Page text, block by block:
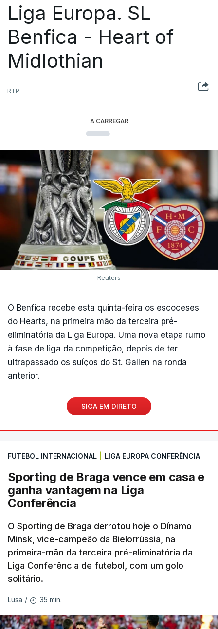
Liga Europa. SL
Benfica - Heart of
Midlothian
RTP
A CARREGAR
Reuters
O Benfica recebe esta quinta-feira os escoceses
do Hearts, na primeira mão da terceira pré-
eliminatória da Liga Europa. Uma nova etapa rumo
à fase de liga da competição, depois de ter
ultrapassado os suíços do St. Gallen na ronda
anterior.
SIGA EM DIRETO
FUTEBOL INTERNACIONAL LIGA EUROPA CONFERÊNCIA
Sporting de Braga vence em casa e
ganha vantagem na Liga
Conferência
O Sporting de Braga derrotou hoje o Dínamo
Minsk, vice-campeão da Bielorrússia, na
primeira-mão da terceira pré-eliminatória da
Liga Conferência de futebol, com um golo
solitário.
Lusa / 35 min.